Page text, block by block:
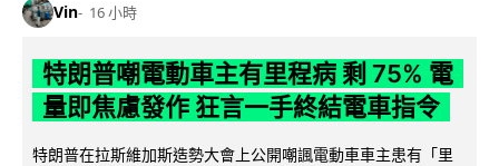
Vin 16 小時
特朗普嘲電動車主有里程病 剩 75% 電
量即焦慮發作 狂言一手終結電車指令
特朗普在拉斯維加斯造勢大會上公開嘲諷電動車車主患有「里